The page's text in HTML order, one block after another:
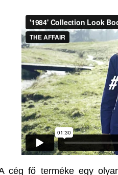
cég fő terméke egy